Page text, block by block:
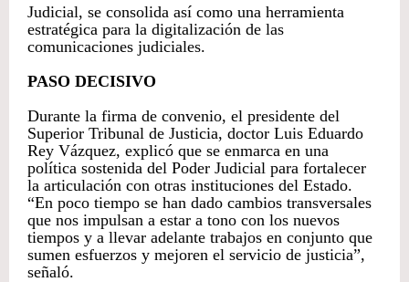
Judicial, se consolida así como una herramienta
estratégica para la digitalización de las
comunicaciones judiciales.
PASO DECISIVO
Durante la firma de convenio, el presidente del
Superior Tribunal de Justicia, doctor Luis Eduardo
Rey Vázquez, explicó que se enmarca en una
política sostenida del Poder Judicial para fortalecer
la articulación con otras instituciones del Estado.
“En poco tiempo se han dado cambios transversales
que nos impulsan a estar a tono con los nuevos
tiempos y a llevar adelante trabajos en conjunto que
sumen esfuerzos y mejoren el servicio de justicia”,
señaló.